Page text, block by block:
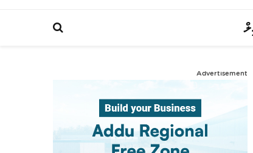
Advertisement